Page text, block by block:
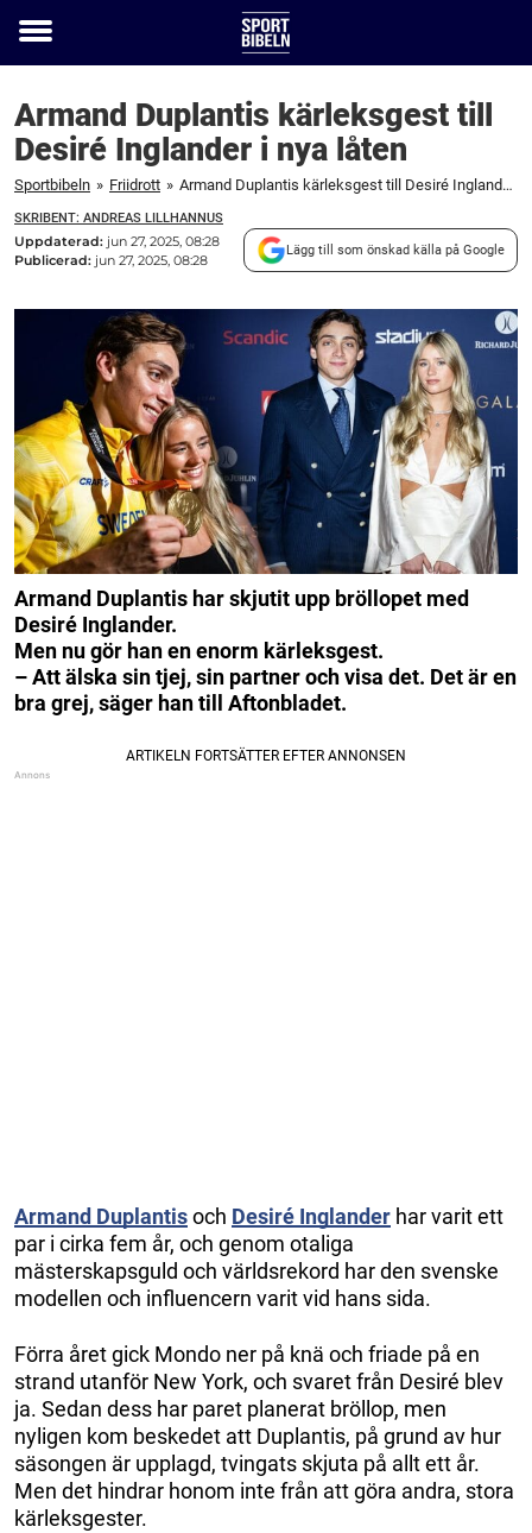
Toggle
Armand Duplantis kärleksgest till
Desiré Inglander i nya låten
Sportbibeln » Friidrott » Armand Duplantis kärleksgest till Desiré Inglander i nya låten
SKRIBENT: ANDREAS LILLHANNUS
Uppdaterad: jun 27, 2025, 08:28
Publicerad: jun 27, 2025, 08:28
Lägg till som önskad källa på Google
Armand Duplantis har skjutit upp bröllopet med
Desiré Inglander.
Men nu gör han en enorm kärleksgest.
–Att älska sin tjej, sin partner och visa det. Det är en
bra grej, säger han till Aftonbladet.
Armand Duplantisoch Desiré Inglander har varit ett
par i cirka fem år, och genom otaliga
mästerskapsguld och världsrekord har den svenske
modellen och influencern varit vid hans sida.
Förra året gick Mondo ner på knä och friade på en
strand utanför New York, och svaret från Desiré blev
ja. Sedan dess har paret planerat bröllop, men
nyligen kom beskedet att Duplantis, på grund av hur
säsongen är upplagd, tvingats skjuta på allt ett år.
Men det hindrar honom inte från att göra andra, stora
kärleksgester.